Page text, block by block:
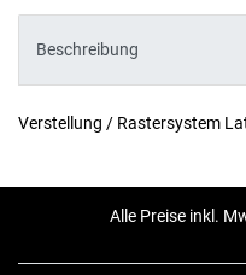
Beschreibung
Verstellung / Rastersystem
Alle Preise inkl.